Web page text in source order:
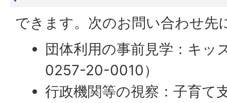
できます。次のお問い合わせ先
団体利用の事前見学：キッ
0257-20-0010）
行政機関等の視察：子育て